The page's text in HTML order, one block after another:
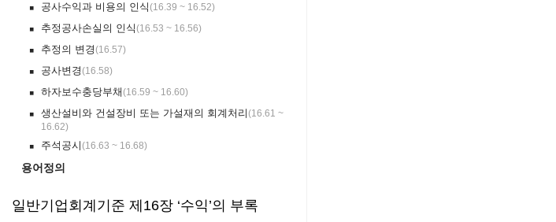
￭ 공사수익과 비용의 인식 (16.39 ~ 16.52)
￭ 추정공사손실의 인식 (16.53 ~ 16.56)
￭ 추정의 변경 (16.57)
￭ 공사변경 (16.58)
￭ 하자보수충당부채 (16.59 ~ 16.60)
￭ 생산설비와 건설장비 또는 가설재의 회계처리 (16.61 ~
16.62)
￭ 주석공시 (16.63 ~ 16.68)
용어정의
일반기업회계기준 제16장 ‘수익’의 부록